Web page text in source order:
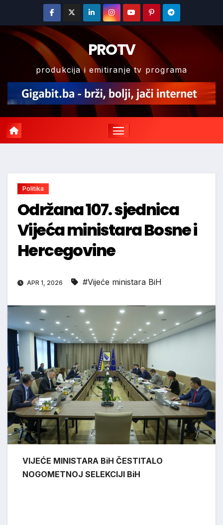
content
PROTV
produkcija i emitiranje tv programa
Politika
Održana 107. sjednica
Vijeća ministara Bosne i
Hercegovine
APR 1, 2026 #Vijeće ministara BiH
VIJEĆE MINISTARA BiH ČESTITALO
NOGOMETNOJ SELEKCIJI BiH